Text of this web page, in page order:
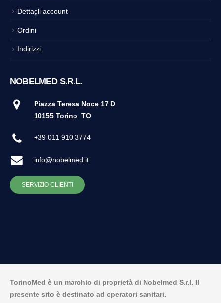
Dettagli account
Ordini
Indirizzi
NOBELMED S.R.L.
Piazza Teresa Noce 17 D
10155 Torino TO
+39 011 910 3774
info@nobelmed.it
SERVIZIO CLIENTI
TorinoMed è un marchio di proprietà di Nobelmed S.r.l. Il
presente sito è destinato ad operatori sanitari.